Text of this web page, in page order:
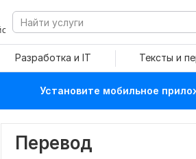
Разработка и IT Тексты и
Установите мобильное
Перевод